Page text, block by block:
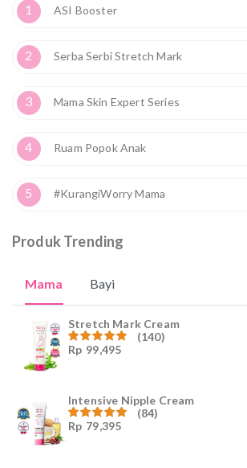
1 ASI Booster
2 Serba Serbi Stretch Mark
3 Mama Skin Expert Series
4 Ruam Popok Anak
5 #KurangiWorry Mama
Produk Trending
Mama Bayi
Stretch Mark Cream
Dinilai
(140)
Rp 99,495
Intensive Nipple Cream
Dinilai
(84)
Rp 79,395